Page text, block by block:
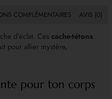
COMPLÉMENTAIRES AVIS (0)
d’éclat. Ces cache-tétons
pour allier mystère,
pour ton corps